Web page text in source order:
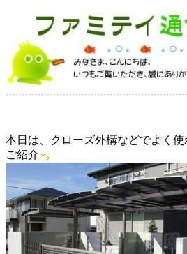
本日は、クローズ外構などでよく使
ご紹介